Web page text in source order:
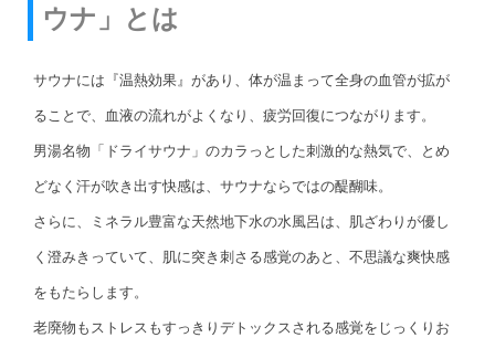
ウナ」とは
サウナには『温熱効果』があり、体が温まって全身の血管が拡が
ることで、血液の流れがよくなり、疲労回復につながります。
男湯名物「ドライサウナ」のカラっとした刺激的な熱気で、とめ
どなく汗が吹き出す快感は、サウナならではの醍醐味。
さらに、ミネラル豊富な天然地下水の水風呂は、肌ざわりが優し
く澄みきっていて、肌に突き刺さる感覚のあと、不思議な爽快感
をもたらします。
老廃物もストレスもすっきりデトックスされる感覚をじっくりお